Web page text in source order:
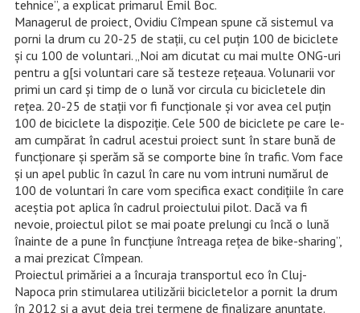
tehnice”, a explicat primarul Emil Boc.
Managerul de proiect, Ovidiu Cîmpean spune că sistemul va
porni la drum cu 20-25 de stații, cu cel puțin 100 de biciclete
și cu 100 de voluntari. „Noi am dicutat cu mai multe ONG-uri
pentru a g[si voluntari care să testeze rețeaua. Volunarii vor
primi un card și timp de o lună vor circula cu bicicletele din
rețea. 20-25 de stații vor fi funcționale și vor avea cel puțin
100 de biciclete la dispoziție. Cele 500 de biciclete pe care le-
am cumpărat în cadrul acestui proiect sunt în stare bună de
funcționare și sperăm să se comporte bine în trafic. Vom face
și un apel public în cazul în care nu vom intruni numărul de
100 de voluntari în care vom specifica exact condițiile în care
aceștia pot aplica în cadrul proiectului pilot. Dacă va fi
nevoie, proiectul pilot se mai poate prelungi cu încă o lună
înainte de a pune în funcțiune întreaga rețea de bike-sharing”,
a mai prezicat Cîmpean.
Proiectul primăriei a a încuraja transportul eco în Cluj-
Napoca prin stimularea utilizării bicicletelor a pornit la drum
în 2012 și a avut deja trei termene de finalizare anunțate.